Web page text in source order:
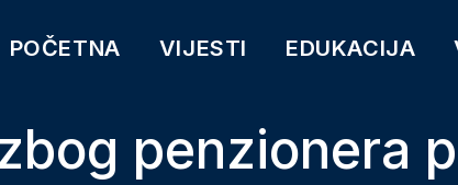
POČETNA VIJESTI EDUKACIJA
penzionera